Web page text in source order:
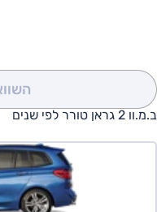
ב.מ.וו 2 גראן טורר לפי שנים